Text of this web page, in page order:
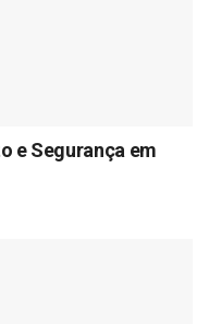
e Segurança em